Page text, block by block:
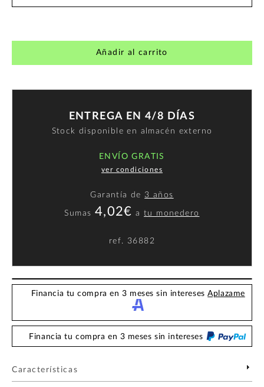
Añadir al carrito
ENTREGA EN 4/8 DÍAS
Stock disponible en almacén externo
ENVÍO GRATIS
ver condiciones
Garantía de 3 años
Sumas 4,02€ atu monedero
ref. 36882
Financia tu compra en 3 meses sin interesesAplazame
Financia tu compra en 3 meses sin intereses
Características